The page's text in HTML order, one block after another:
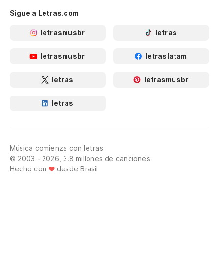
Sigue a Letras.com
letrasmusbr letras
letrasmusbr letraslatam
letras letrasmusbr
letras
Música comienza con letras
© 2003 - 2026, 3.8 millones de canciones
Hecho con
desde Brasil